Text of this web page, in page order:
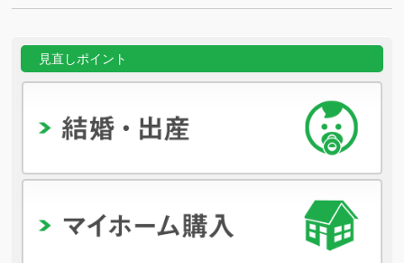
見直しポイント